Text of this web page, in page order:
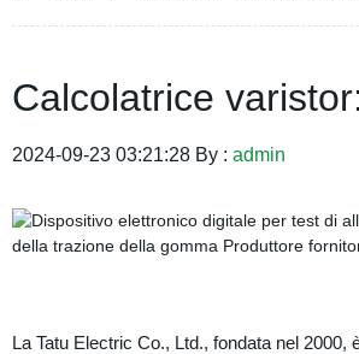
Calcolatrice
2024-09-23 03:21:28 By : admin
La Tatu Electric Co., Ltd., fondata nel